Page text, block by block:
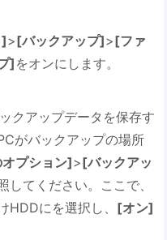
>[バックアップ]>[ファ
]をオンにします。
クアップデータを保存す
がバックアップの場所
プション]>[バックアッ
してください。ここで、
HDDにを選択し、 [オン]